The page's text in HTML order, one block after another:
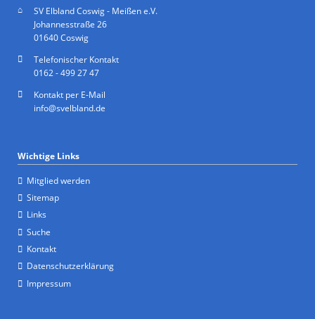
SV Elbland Coswig - Meißen e.V.
Johannesstraße 26
01640 Coswig
Telefonischer Kontakt
0162 - 499 27 47
Kontakt per E-Mail
info@svelbland.de
Wichtige Links
Mitglied werden
Sitemap
Links
Suche
Kontakt
Datenschutzerklärung
Impressum